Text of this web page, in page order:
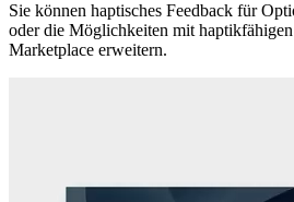
Sie können haptisches Feedback für
oder die Möglichkeiten mit
Marketplace erweitern.